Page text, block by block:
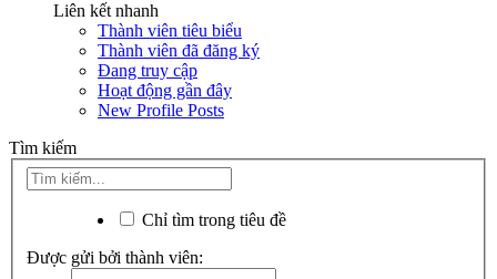
Liên kết nhanh
Thành viên tiêu biểu
Thành viên đã đăng ký
Đang truy cập
Hoạt động gần đây
New Profile Posts
Tìm kiếm
Chỉ tìm trong tiêu đề
Được gửi bởi thành viên: